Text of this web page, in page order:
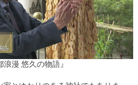
漫 悠久の物語』